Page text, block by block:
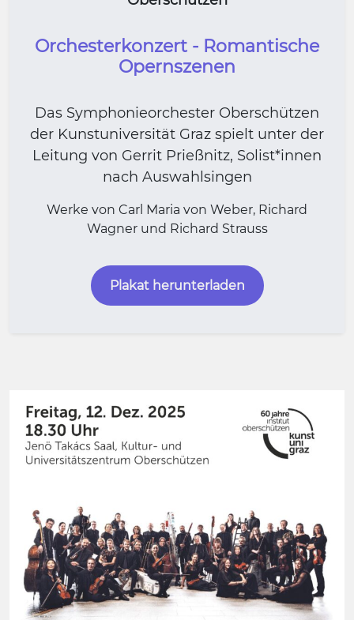
Orchesterkonzert - Romantische
Opernszenen
Das Symphonieorchester Oberschützen
der Kunstuniversität Graz spielt unter der
Leitung von Gerrit Prießnitz, Solist*innen
nach Auswahlsingen
Werke von Carl Maria von Weber, Richard
Wagner und Richard Strauss
Plakat herunterladen